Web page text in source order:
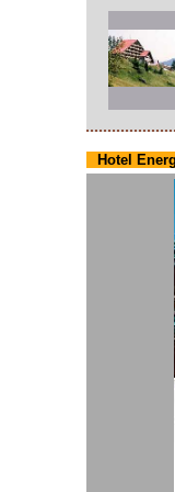
Hotel